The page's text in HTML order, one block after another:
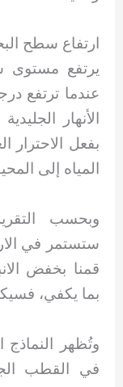
ارتفاع سطح
يرتفع مستوى
عندما ترتفع
الأنهار
بفعل الاحترار
المياه إلى
وبحسب
ستستمر في
قمنا بخفض
بما يكفي،
وتُظهر النماذج